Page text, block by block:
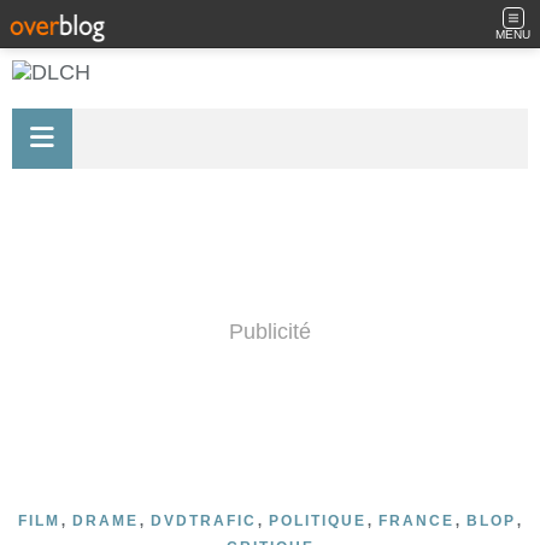
MENU
Publicité
FILM , DRAME , DVDTRAFIC , POLITIQUE , FRANCE , BLOP ,